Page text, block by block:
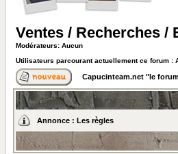
Ventes / Recherches /
Modérateurs: Aucun
Utilisateurs parcourant actuellement ce forum :
Capucinteam.net "le
Annonce : Les règles